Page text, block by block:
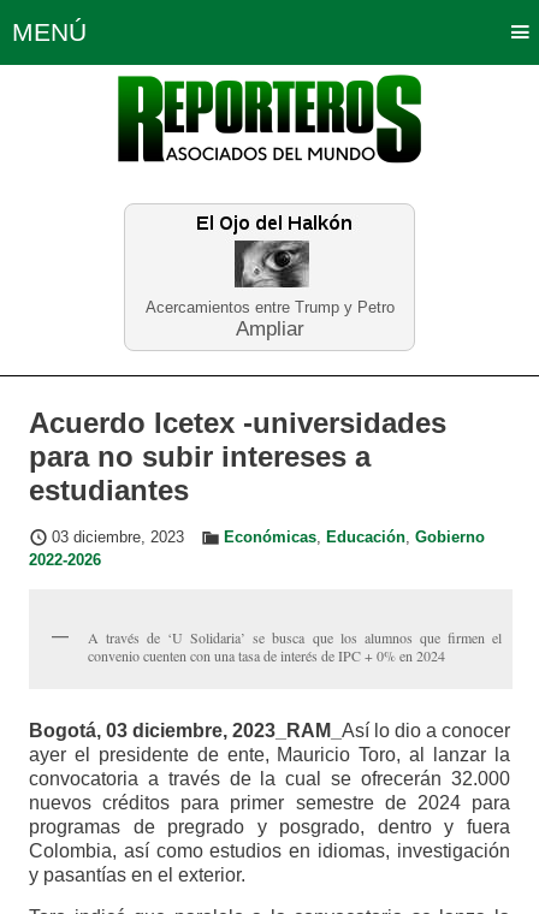
Acercamientos entre Trump y Petro
Ampliar
MENÚ
Política Opinión Bogotá
Planeta Tierra Deportes
Educación Neira
Acuerdo Icetex -universidades
para no subir intereses a
estudiantes
03 diciembre, 2023 Económicas, Educación, Gobierno
2022-2026
A través de ‘U Solidaria’ se busca que los alumnos que firmen el
convenio cuenten con una tasa de interés de IPC + 0% en 2024
Bogotá, 03 diciembre, 2023_RAM_ Así lo dio a conocer
ayer el presidente de ente, Mauricio Toro, al lanzar la
convocatoria a través de la cual se ofrecerán 32.000
nuevos créditos para primer semestre de 2024 para
programas de pregrado y posgrado, dentro y fuera
Colombia, así como estudios en idiomas, investigación
y pasantías en el exterior.